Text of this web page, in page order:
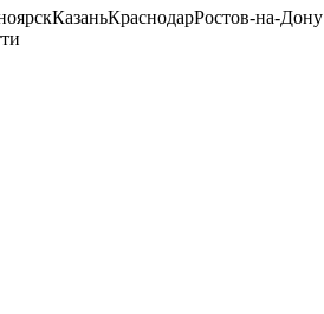
КазаньКраснодарРостов-на-Дону